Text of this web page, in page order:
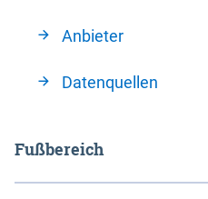
Anbieter
Datenquellen
Fußbereich